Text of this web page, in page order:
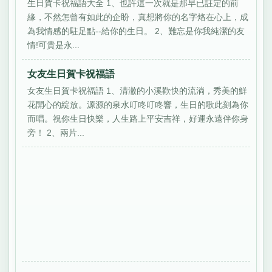
生日賀卡祝福語大全 1、也許這一次就是那早已註定的前
緣，不然怎曾有如此的企盼，真想將你的名字烙在心上，成
為我情感的駐足點--給你的生日。 2、難忘是你我純潔的友
情!可貴是永...
女友生日賀卡祝福語
女友生日賀卡祝福語 1、清澈的小溪歡快的流淌，秀美的鮮
花開心的綻放。源源的泉水叮咚叮咚響，生日的歌此刻為你
而唱。祝你生日快樂，人生路上平安吉祥，好運永遠伴你身
旁！ 2、兩片...